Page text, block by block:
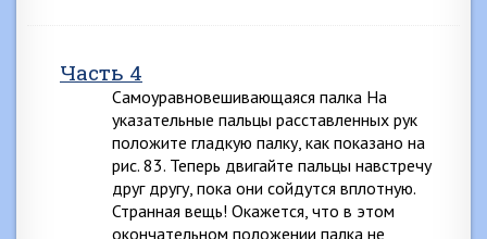
Часть 4
Самоуравновешивающаяся палка На
указательные пальцы расставленных рук
положите гладкую палку, как показано на
рис. 83. Теперь двигайте пальцы навстречу
друг другу, пока они сойдутся вплотную.
Странная вещь! Окажется, что в этом
окончательном положении палка не